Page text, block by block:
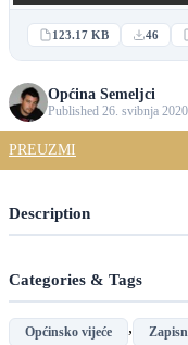
123.17 KB 46
Općina Semeljci
Published 26. svibnja
PREUZMI
Description
Categories & Tags
Općinsko vijeće ,